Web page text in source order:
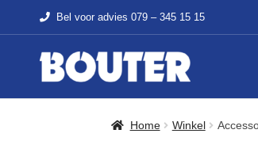
Bel voor advies 079 – 345 15 15
Home Winkel